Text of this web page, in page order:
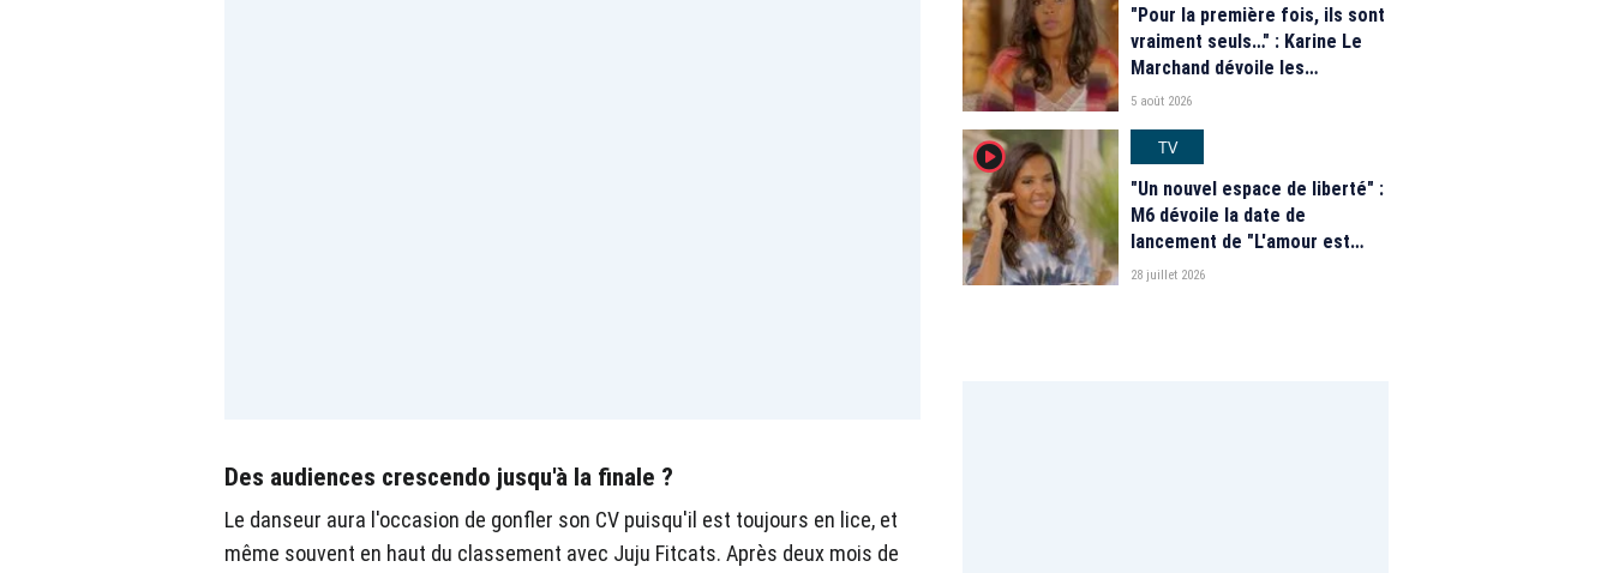
Des audiences crescendo jusqu'à la finale ?
Le danseur aura l'occasion de gonfler son CV puisqu'il est toujours en lice, et
même souvent en haut du classement avec Juju Fitcats. Après deux mois de
"Pour la première fois, ils sont
vraiment seuls…" : Karine Le
Marchand dévoile les
nouveautés des speed dating
2026
5 août 2026
player2
TV
"Un nouvel espace de liberté" :
M6 dévoile la date de
lancement de "L'amour est
dans le pré" 2026 et une
28 juillet 2026